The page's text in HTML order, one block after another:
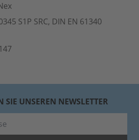
S1P SRC, DIN EN 61340
SIE UNSEREN NEWSLETTER